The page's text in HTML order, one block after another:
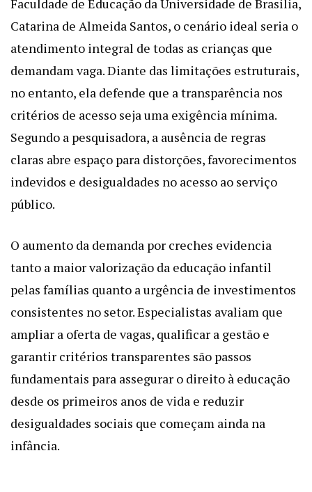
Catarina de Almeida Santos, o cenário ideal seria o
atendimento integral de todas as crianças que
demandam vaga. Diante das limitações estruturais,
no entanto, ela defende que a transparência nos
critérios de acesso seja uma exigência mínima.
Segundo a pesquisadora, a ausência de regras
claras abre espaço para distorções, favorecimentos
indevidos e desigualdades no acesso ao serviço
público.
O aumento da demanda por creches evidencia
tanto a maior valorização da educação infantil
pelas famílias quanto a urgência de investimentos
consistentes no setor. Especialistas avaliam que
ampliar a oferta de vagas, qualificar a gestão e
garantir critérios transparentes são passos
fundamentais para assegurar o direito à educação
desde os primeiros anos de vida e reduzir
desigualdades sociais que começam ainda na
infância.